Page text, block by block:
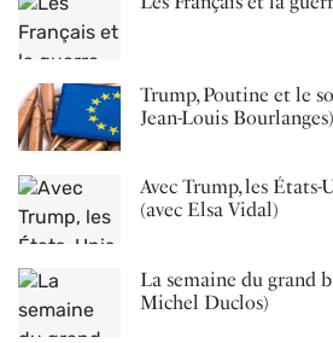
Trump, Poutine et le
Jean-Louis Bourlanges)
Avec Trump, les
(avec Elsa Vidal)
La semaine du grand
Michel Duclos)